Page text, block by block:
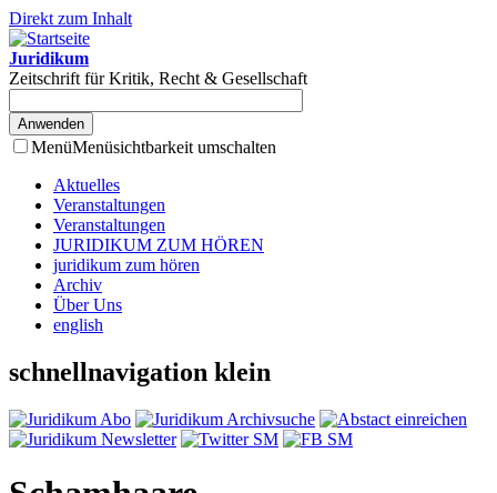
Direkt zum Inhalt
Juridikum
Zeitschrift für Kritik, Recht & Gesellschaft
MenüMenüsichtbarkeit umschalten
Aktuelles
Veranstaltungen
Veranstaltungen
JURIDIKUM ZUM HÖREN
juridikum zum hören
Archiv
Über Uns
english
schnellnavigation klein